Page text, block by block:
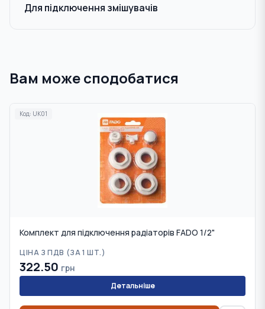
Для підключення змішувачів
Вам може сподобатися
Код: UK01
Комплект для підключення радіаторів FADO 1/2"
ЦІНА З ПДВ (ЗА 1 ШТ.)
322.50 грн
Детальніше